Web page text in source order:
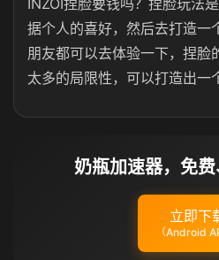
INZOI捏脸要钱吗？捏脸玩法
据个人的喜好，然后去打造一
朋友都可以去体验一下，捏脸
太多的局限性，可以打造出一
奶瓶加速器，免
立即下
（Android